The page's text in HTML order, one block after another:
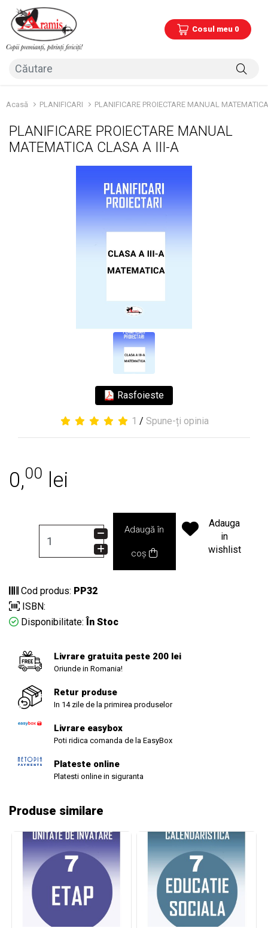
Cosul meu 0
Acasă PLANIFICARI PLANIFICARE PROIECTARE MANUAL
PLANIFICARE PROIECTARE MANUAL
MATEMATICA CLASA A III-A
Rasfoieste
1 / Spune-ți opinia
0,00 lei
Adaugă în
coș
Adauga
in
wishlist
Cod produs: PP32
ISBN:
Disponibilitate: În Stoc
Livrare gratuita peste 200 lei
Oriunde in Romania!
Retur produse
In 14 zile de la primirea produselor
Livrare easybox
Poti ridica comanda de la EasyBox
Plateste online
Platesti online in siguranta
Produse similare